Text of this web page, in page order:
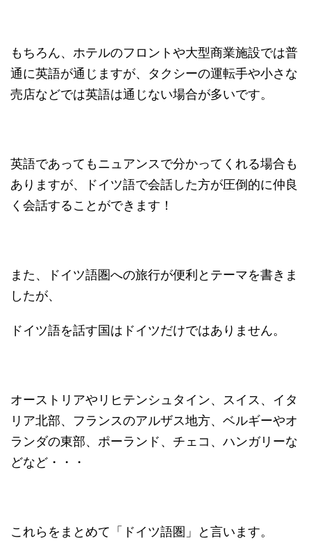
もちろん、ホテルのフロントや大型商業施設では普
通に英語が通じますが、タクシーの運転手や小さな
売店などでは英語は通じない場合が多いです。
英語であってもニュアンスで分かってくれる場合も
ありますが、ドイツ語で会話した方が圧倒的に仲良
く会話することができます！
また、ドイツ語圏への旅行が便利とテーマを書きま
したが、
ドイツ語を話す国はドイツだけではありません。
オーストリアやリヒテンシュタイン、スイス、イタ
リア北部、フランスのアルザス地方、ベルギーやオ
ランダの東部、ポーランド、チェコ、ハンガリーな
どなど・・・
これらをまとめて「ドイツ語圏」と言います。